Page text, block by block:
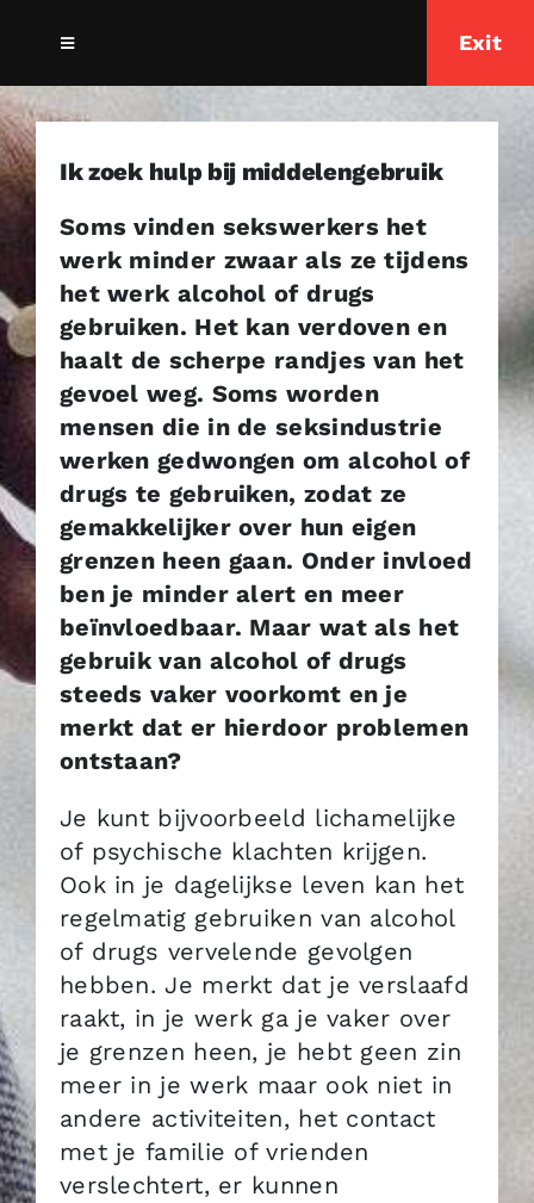
inhoud
Toggle
Home
Over ons
Ik zoek ondersteuning
Ik zoek informatie
Exit
Ik zoek hulp bij middelengebruik
Soms vinden sekswerkers het
werk minder zwaar als ze tijdens
het werk alcohol of drugs
gebruiken. Het kan verdoven en
haalt de scherpe randjes van het
gevoel weg. Soms worden
mensen die in de seksindustrie
werken gedwongen om alcohol of
drugs te gebruiken, zodat ze
gemakkelijker over hun eigen
grenzen heen gaan. Onder invloed
ben je minder alert en meer
beïnvloedbaar. Maar wat als het
gebruik van alcohol of drugs
steeds vaker voorkomt en je
merkt dat er hierdoor problemen
ontstaan?
Je kunt bijvoorbeeld lichamelijke
of psychische klachten krijgen.
Ook in je dagelijkse leven kan het
regelmatig gebruiken van alcohol
of drugs vervelende gevolgen
hebben. Je merkt dat je verslaafd
raakt, in je werk ga je vaker over
je grenzen heen, je hebt geen zin
meer in je werk maar ook niet in
andere activiteiten, het contact
met je familie of vrienden
verslechtert, er kunnen